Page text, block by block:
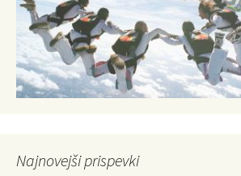
Najnovejši prispevki